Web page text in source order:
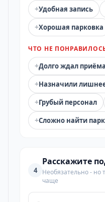
+Удобная запись
+Хорошая парковка
ЧТО НЕ
+Долго ждал приёма
+Назначили
+Грубый персонал
+Сложно найти
4
Расскажите
Необязательно - но
чаще